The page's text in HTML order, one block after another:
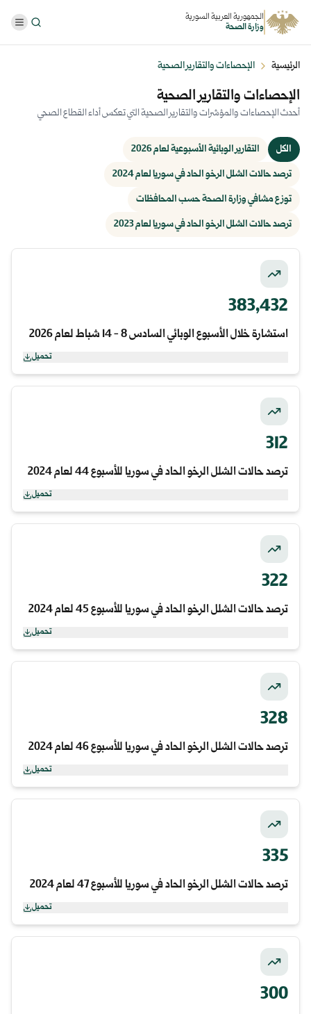
الجمهورية العربية السورية
وزارة الصحة
الرئيسية الإحصاءات والتقارير الصحية
الإحصاءات والتقارير الصحية
أحدث الإحصاءات والمؤشرات والتقارير الصحية التي تعكس أداء القطاع الصحي
الكل
التقارير الوبائية الأسبوعية لعام 2026
ترصد حالات الشلل الرخو الحاد في سوريا لعام 2024
توزع مشافي وزارة الصحة حسب المحافظات
ترصد حالات الشلل الرخو الحاد في سوريا لعام 2023
383,432
استشارة خلال الأسبوع الوبائي السادس 8 - 14 شباط لعام 2026
تحميل
312
ترصد حالات الشلل الرخو الحاد في سوريا للأسبوع 44 لعام 2024
تحميل
322
ترصد حالات الشلل الرخو الحاد في سوريا للأسبوع 45 لعام 2024
تحميل
328
ترصد حالات الشلل الرخو الحاد في سوريا للأسبوع 46 لعام 2024
تحميل
335
ترصد حالات الشلل الرخو الحاد في سوريا للأسبوع 47 لعام 2024
تحميل
300